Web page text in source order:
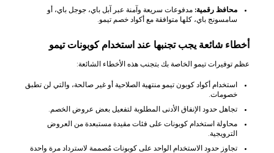
محافظ رقمية: مدفوعات سريعة وآمنة عبر آبل باي، جوجل باي، أو
سامسونج باي، كلها متوافقة مع أكواد خصم تيمو.
أخطاء شائعة يجب تجنبها عند استخدام كوبونات تيمو
عظم توفيرات تيمو الخاصة بك بتجنب هذه الأخطاء الشائعة:
استخدام أكواد كوبون تيمو منتهية الصلاحية أو غير صالحة، والتي لن تطبق
خصومات.
تجاهل حدود الإنفاق الأدنى المطلوبة لتفعيل بعض عروض الخصم.
محاولة استخدام كوبونات على فئات مقيدة مستبعدة من العروض
الترويجية.
تجاوز حدود الاستخدام الواحد على كوبونات مُصممة لاسترداد مرة واحدة